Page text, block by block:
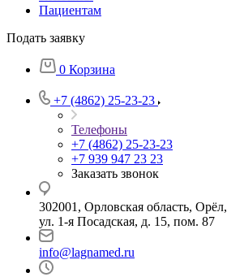
Пациентам
Подать заявку
0 Корзина
+7 (4862) 25-23-23
Телефоны
+7 (4862) 25-23-23
+7 939 947 23 23
Заказать звонок
302001, Орловская область, Орёл,
ул. 1-я Посадская, д. 15, пом. 87
info@lagnamed.ru